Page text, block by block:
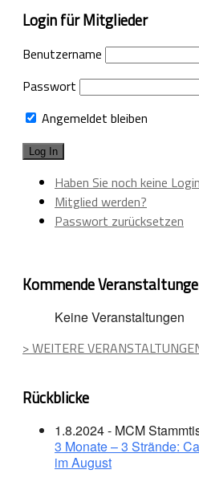
Login für Mitglieder
Benutzername
Passwort
Angemeldet bleiben
Haben Sie noch keine
Mitglied werden?
Passwort zurücksetzen
Kommende
Keine Veranstaltungen
> WEITERE
Rückblicke
1.8.2024 - MCM
3 Monate – 3 Strände:
im August